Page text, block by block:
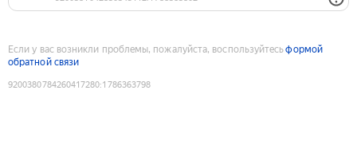
Если у вас возникли проблемы, пожалуйста, воспользуйтесьформой
обратной связи
9200380784260417280:1786363798